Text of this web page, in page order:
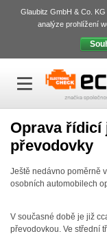
Glaubitz GmbH & Co.
analýze prohlížení
Oprava řídicí
převodovky
Ještě nedávno poměrně
osobních automobilech
V současné době je již
převodovkou. Ve střední